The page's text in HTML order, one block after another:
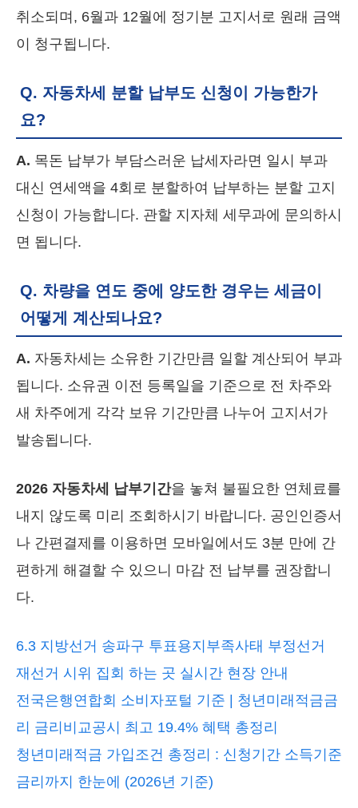
취소되며, 6월과 12월에 정기분 고지서로 원래 금액
이 청구됩니다.
Q. 자동차세 분할 납부도 신청이 가능한가
요?
A. 목돈 납부가 부담스러운 납세자라면 일시 부과
대신 연세액을 4회로 분할하여 납부하는 분할 고지
신청이 가능합니다. 관할 지자체 세무과에 문의하시
면 됩니다.
Q. 차량을 연도 중에 양도한 경우는 세금이
어떻게 계산되나요?
A. 자동차세는 소유한 기간만큼 일할 계산되어 부과
됩니다. 소유권 이전 등록일을 기준으로 전 차주와
새 차주에게 각각 보유 기간만큼 나누어 고지서가
발송됩니다.
2026 자동차세 납부기간을 놓쳐 불필요한 연체료를
내지 않도록 미리 조회하시기 바랍니다. 공인인증서
나 간편결제를 이용하면 모바일에서도 3분 만에 간
편하게 해결할 수 있으니 마감 전 납부를 권장합니
다.
6.3 지방선거 송파구 투표용지부족사태 부정선거
재선거 시위 집회 하는 곳 실시간 현장 안내
전국은행연합회 소비자포털 기준 | 청년미래적금금
리 금리비교공시 최고 19.4% 혜택 총정리
청년미래적금 가입조건 총정리 : 신청기간 소득기준
금리까지 한눈에 (2026년 기준)